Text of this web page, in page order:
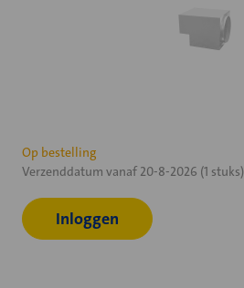
Huidige
voorraad:
Op bestelling
Verzenddatum vanaf 20-8-2026 (1 stuks)
Inloggen